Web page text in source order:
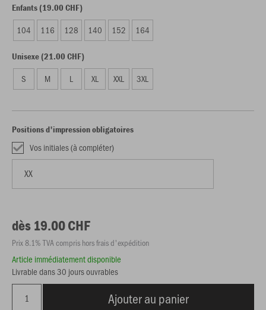
Enfants (19.00 CHF)
104 116 128 140 152 164
Unisexe (21.00 CHF)
S M L XL XXL 3XL
Positions d'impression obligatoires
Vos initiales (à compléter)
dès 19.00 CHF
Prix 8.1% TVA compris hors frais d'expédition
Article immédiatement disponible
Livrable dans 30 jours ouvrables
Ajouter au panier